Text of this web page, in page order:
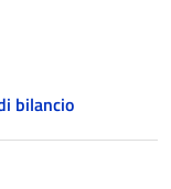
bilancio